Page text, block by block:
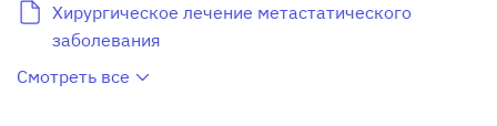
Хирургическое лечение метастатического
заболевания
Смотреть все